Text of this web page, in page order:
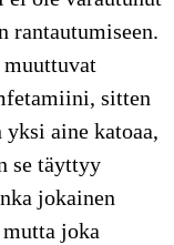
rantautumiseen.
sitten
aine katoaa,
se täyttyy
jokainen
joka